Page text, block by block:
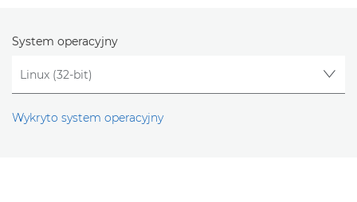
System operacyjny
Wykryto system operacyjny